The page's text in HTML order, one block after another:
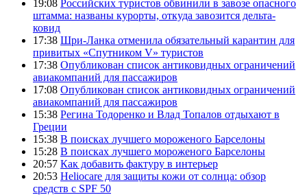
19:08 Российских туристов обвинили в завозе опасного
штамма: названы курорты, откуда завозится дельта-
ковид
17:38 Шри-Ланка отменила обязательный карантин для
привитых «Спутником V» туристов
17:38 Опубликован список антиковидных ограничений
авиакомпаний для пассажиров
17:08 Опубликован список антиковидных ограничений
авиакомпаний для пассажиров
15:38 Регина Тодоренко и Влад Топалов отдыхают в
Греции
15:38 В поисках лучшего мороженого Барселоны
15:28 В поисках лучшего мороженого Барселоны
20:57 Как добавить фактуру в интерьер
20:53 Heliocare для защиты кожи от солнца: обзор
средств с SPF 50